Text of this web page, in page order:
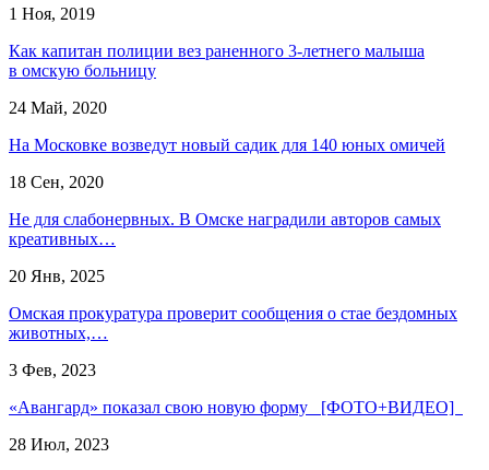
1 Ноя, 2019
Как капитан полиции вез раненного 3-летнего малыша
в омскую больницу
24 Май, 2020
На Московке возведут новый садик для 140 юных омичей
18 Сен, 2020
Не для слабонервных. В Омске наградили авторов самых
креативных…
20 Янв, 2025
Омская прокуратура проверит сообщения о стае бездомных
животных,…
3 Фев, 2023
«Авангард» показал свою новую форму [ФОТО+ВИДЕО]
28 Июл, 2023